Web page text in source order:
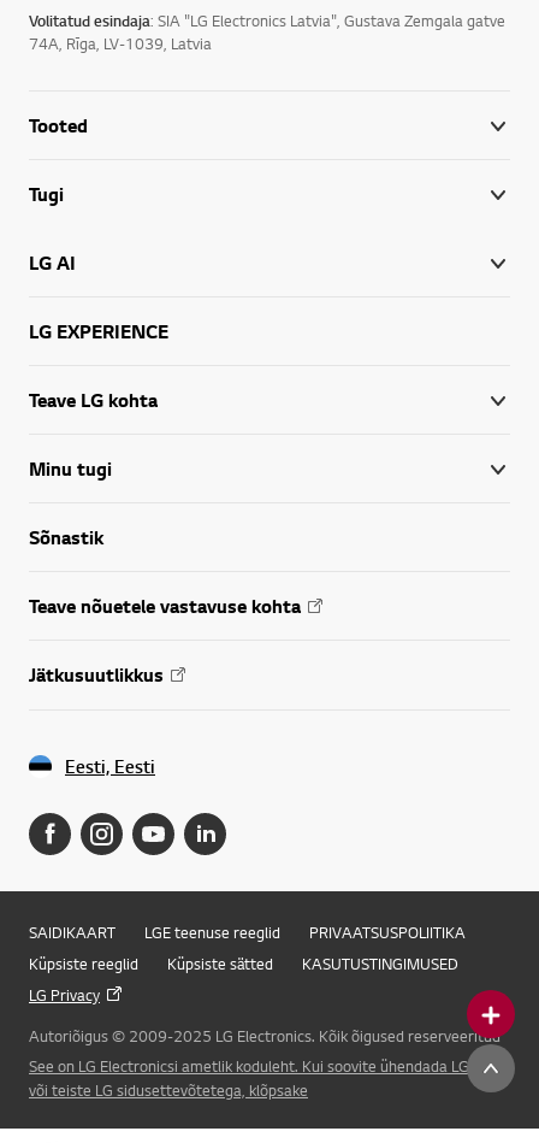
Online Chat
Volitatud esindaja: SIA "LG Electronics Latvia", Gustava Zemgala gatve
74A, Rīga, LV-1039, Latvia
Tooted
Tugi
LG AI
LG EXPERIENCE
Teave LG kohta
Minu tugi
Sõnastik
Teave nõuetele vastavuse kohta
Jätkusuutlikkus
Eesti, Eesti
SAIDIKAART LGE teenuse reeglid
PRIVAATSUSPOLIITIKA
Küpsiste reeglid
Küpsiste sätted
KASUTUSTINGIMUSED
LG Privacy
Autoriõigus © 2009-2025 LG Electronics. Kõik õigused reserveeritud
See on LG Electronicsi ametlik koduleht. Kui soovite ühendada LG Corp.
või teiste LG sidusettevõtetega, klõpsake